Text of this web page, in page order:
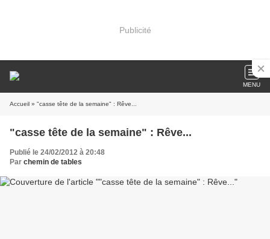
Publicité
MENU
Accueil » "casse tête de la semaine" : Rêve...
"casse tête de la semaine" : Rêve...
Publié le 24/02/2012 à 20:48
Par chemin de tables